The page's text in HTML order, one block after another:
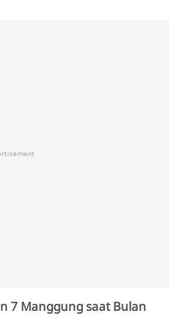
7 Manggung saat Bulan